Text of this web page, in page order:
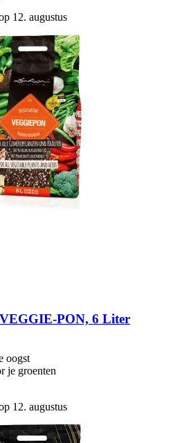
12. augustus
​PON, 6 Liter
oogst
je groenten
12. augustus